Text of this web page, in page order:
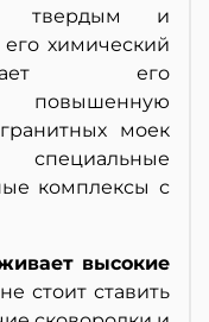
твердым и
химический
его
повышенную
моек
специальные
комплексы с
высокие
стоит ставить